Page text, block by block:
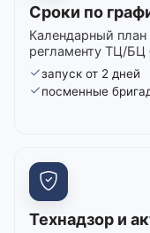
Сроки по
Календарный
регламенту ТЦ/БЦ
запуск от 2 дней
посменные
Технадзор и